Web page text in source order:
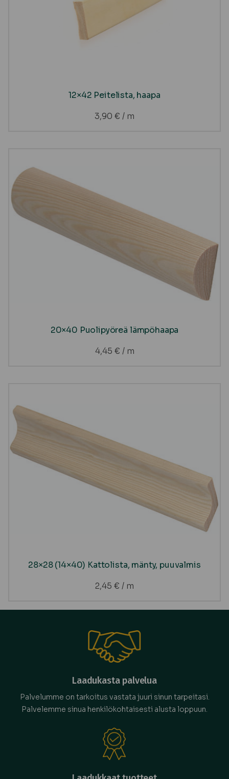
12×42 Peitelista, haapa
3,90 € / m
20×40 Puolipyöreä lämpöhaapa
4,45 € / m
28×28 (14×40) Kattolista, mänty, puuvalmis
2,45 € / m
Laadukasta palvelua
Palvelumme on tarkoitus vastata juuri sinun tarpeitasi.
Palvelemme sinua henkilökohtaisesti alusta loppuun.